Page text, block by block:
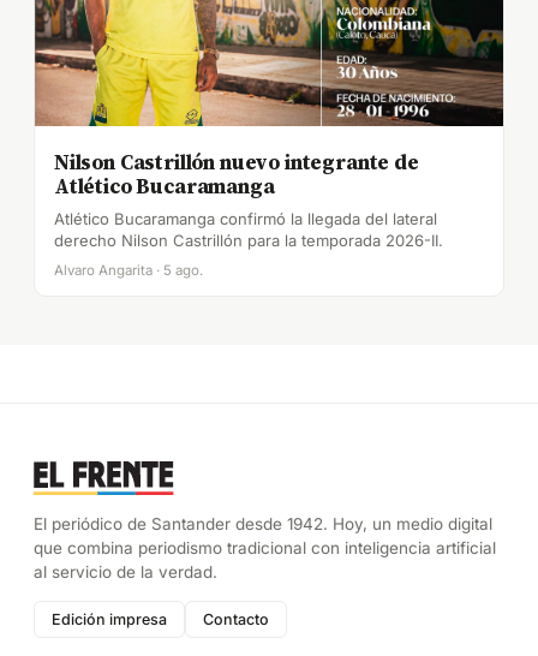
Nilson Castrillón nuevo integrante de
Atlético Bucaramanga
Atlético Bucaramanga confirmó la llegada del lateral
derecho Nilson Castrillón para la temporada 2026-II.
Alvaro Angarita · 5 ago.
El periódico de Santander desde 1942. Hoy, un medio digital
que combina periodismo tradicional con inteligencia artificial
al servicio de la verdad.
Edición impresa Contacto